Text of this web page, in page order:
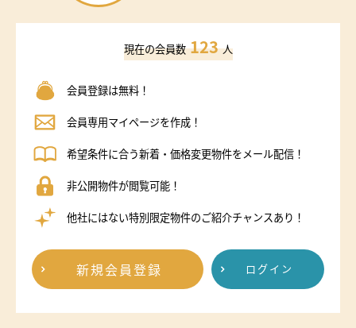
現在の会員数 123 人
会員登録は無料！
会員専用マイページを作成！
希望条件に合う新着・価格変更物件をメール配信！
非公開物件が閲覧可能！
他社にはない特別限定物件のご紹介チャンスあり！
新規会員登録 ログイン